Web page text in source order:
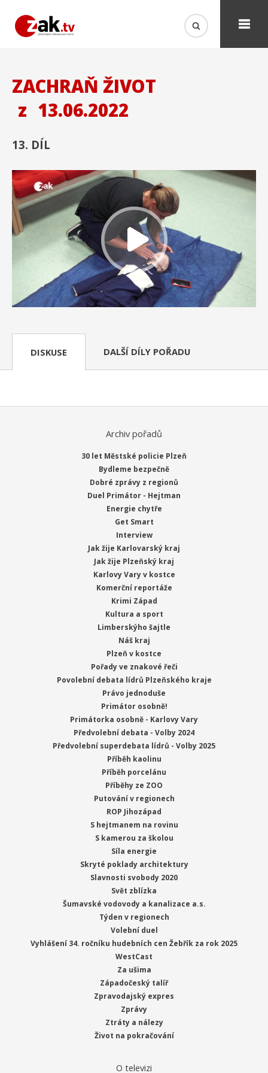
ZACHRAŇ ŽIVOT
z 13.06.2022
13. DÍL
DISKUSE DALŠÍ DÍLY POŘADU
Archiv pořadů
30 let Městské policie Plzeň
Bydleme bezpečně
Dobré zprávy z regionů
Duel Primátor - Hejtman
Energie chytře
Get Smart
Interview
Jak žije Karlovarský kraj
Jak žije Plzeňský kraj
Karlovy Vary v kostce
Komerční reportáže
Krimi Západ
Kultura a sport
Limberskýho šajtle
Náš kraj
Plzeň v kostce
Pořady ve znakové řeči
Povolební debata lídrů Plzeňského kraje
Právo jednoduše
Primátor osobně!
Primátorka osobně - Karlovy Vary
Předvolební debata - Volby 2024
Předvolební superdebata lídrů - Volby 2025
Příběh kaolinu
Příběh porcelánu
Příběhy ze ZOO
Putování v regionech
ROP Jihozápad
S hejtmanem na rovinu
S kamerou za školou
Síla energie
Skryté poklady architektury
Slavnosti svobody 2020
Svět zblízka
Šumavské vodovody a kanalizace a.s.
Týden v regionech
Volební duel
Vyhlášení 34. ročníku hudebních cen Žebřík za rok 2025
WestCast
Za ušima
Západočeský talíř
Zpravodajský expres
Zprávy
Ztráty a nálezy
Život na pokračování
O televizi